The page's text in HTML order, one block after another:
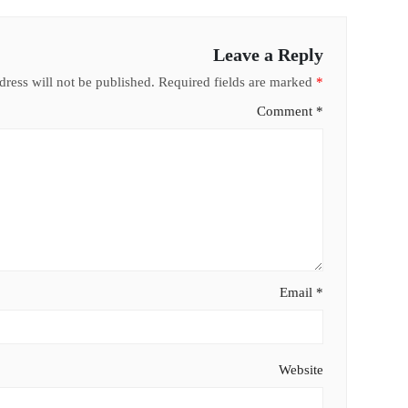
Leave a Reply
will not be published. Required fields are marked *
Comment *
Email *
Website